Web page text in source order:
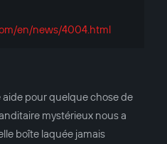
en/news/4004.html
pour quelque chose de
mystérieux nous a
boîte laquée jamais